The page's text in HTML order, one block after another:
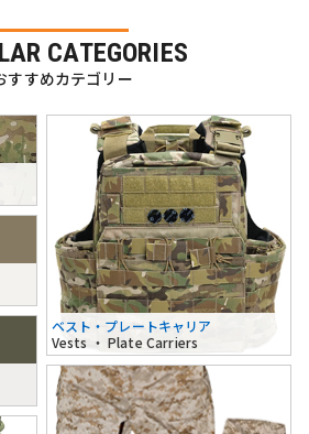
CATEGORIES
すすめカテゴリー
ベスト・プレートキャリア
Vests ・ Plate Carriers